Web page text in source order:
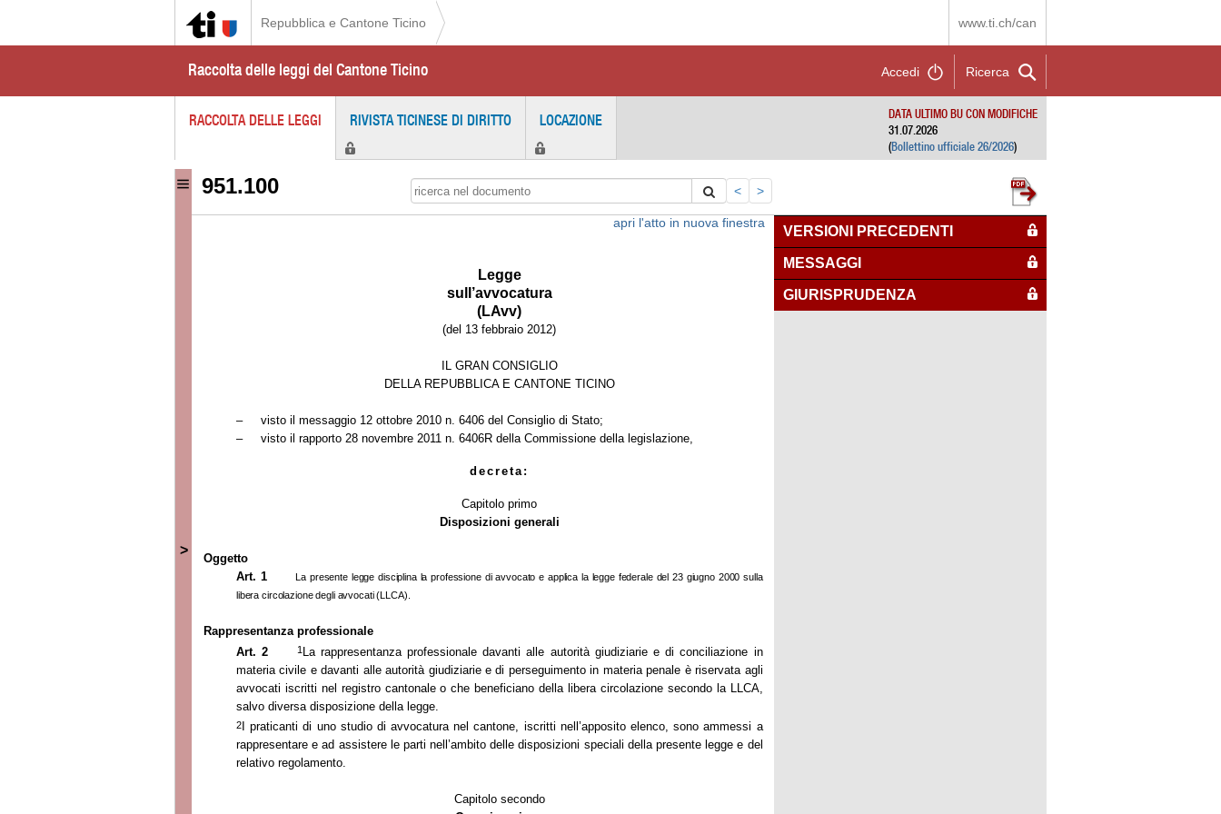
Repubblica e Cantone Ticino www.ti.ch/can
Raccolta delle leggi del Cantone Ticino Ricerca
Accedi
RACCOLTA DELLE LEGGI RIVISTA TICINESE DI DIRITTO LOCAZIONE
DATA ULTIMO BU CON MODIFICHE
31.07.2026
(Bollettino ufficiale 26/2026)
>
951.100 < >
apri l'atto in nuova finestra
Legge
sull’avvocatura
(LAvv)
(del 13 febbraio 2012)
IL GRAN CONSIGLIO
DELLA REPUBBLICA E CANTONE TICINO
– visto il messaggio 12 ottobre 2010 n. 6406 del Consiglio di Stato;
–
visto il rapporto28 novembre 2011 n. 6406R della Commissione della legislazione,
decreta:
Capitolo primo
Disposizioni generali
Oggetto
Art. 1
La presente legge disciplina la professione di avvocato e applica la legge federale del23 giugno 2000 sulla
libera circolazione degli avvocati (LLCA).
Rappresentanza professionale
Art. 2
1La rappresentanza professionale davanti alle autorità giudiziarie e di conciliazione in
materia civile e davanti alle autorità giudiziarie e di perseguimento in materia penale è riservata agli
avvocati iscritti nel registro cantonale o che beneficiano della libera circolazione secondo la LLCA,
salvo diversa disposizione della legge.
2
I praticanti di uno studio di avvocatura nel cantone, iscritti nell’apposito elenco, sono ammessi a
rappresentare e ad assistere le parti nell’ambito delle disposizioni speciali della presente legge e del
relativo regolamento.
Capitolo secondo
VERSIONI PRECEDENTI
MESSAGGI
GIURISPRUDENZA